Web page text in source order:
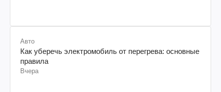
Авто
Как уберечь электромобиль от перегрева: основные
правила
Вчера